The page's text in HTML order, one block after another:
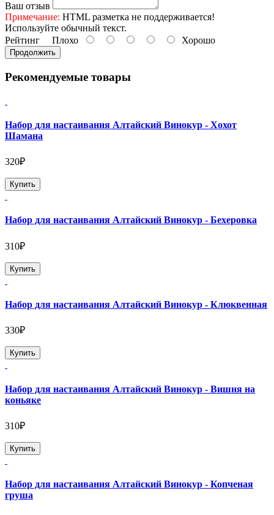
Ваш отзыв
Примечание: HTML разметка не поддерживается!
Используйте обычный текст.
Рейтинг Плохо Хорошо
Продолжить
Рекомендуемые товары
Набор для настаивания Алтайский Винокур - Хохот
Шамана
320₽
Купить
Набор для настаивания Алтайский Винокур - Бехеровка
310₽
Купить
Набор для настаивания Алтайский Винокур - Клюквенная
330₽
Купить
Набор для настаивания Алтайский Винокур - Вишня на
коньяке
310₽
Купить
Набор для настаивания Алтайский Винокур - Копченая
груша